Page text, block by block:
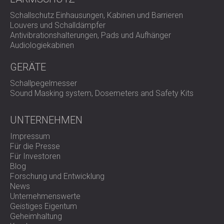
Schallschutz Einhausungen, Kabinen und Barrieren
Louvers und Schalldämpfer
Antivibrationshalterungen, Pads und Aufhänger
Audiologiekabinen
GERÄTE
Schallpegelmesser
Sound Masking system, Dosemeters and Safety Kits
UNTERNEHMEN
Impressum
Für die Presse
Für Investoren
Blog
Forschung und Entwicklung
News
Unternehmenswerte
Geistiges Eigentum
Geheimhaltung